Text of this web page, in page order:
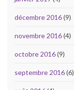
décembre 2016(9)
novembre 2016(4)
octobre 2016(9)
septembre 2016(6)